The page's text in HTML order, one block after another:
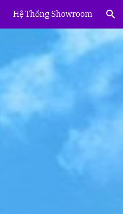
Hệ Thống Showroom